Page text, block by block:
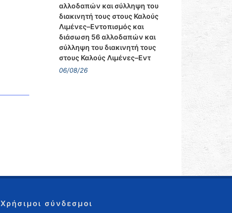
αλλοδαπών και σύλληψη του
διακινητή τους στους Καλούς
Λιμένες–Εντοπισμός και
διάσωση 56 αλλοδαπών και
σύλληψη του διακινητή τους
στους Καλούς Λιμένες–Εντ
06/08/26
Χρήσιμοι σύνδεσμοι